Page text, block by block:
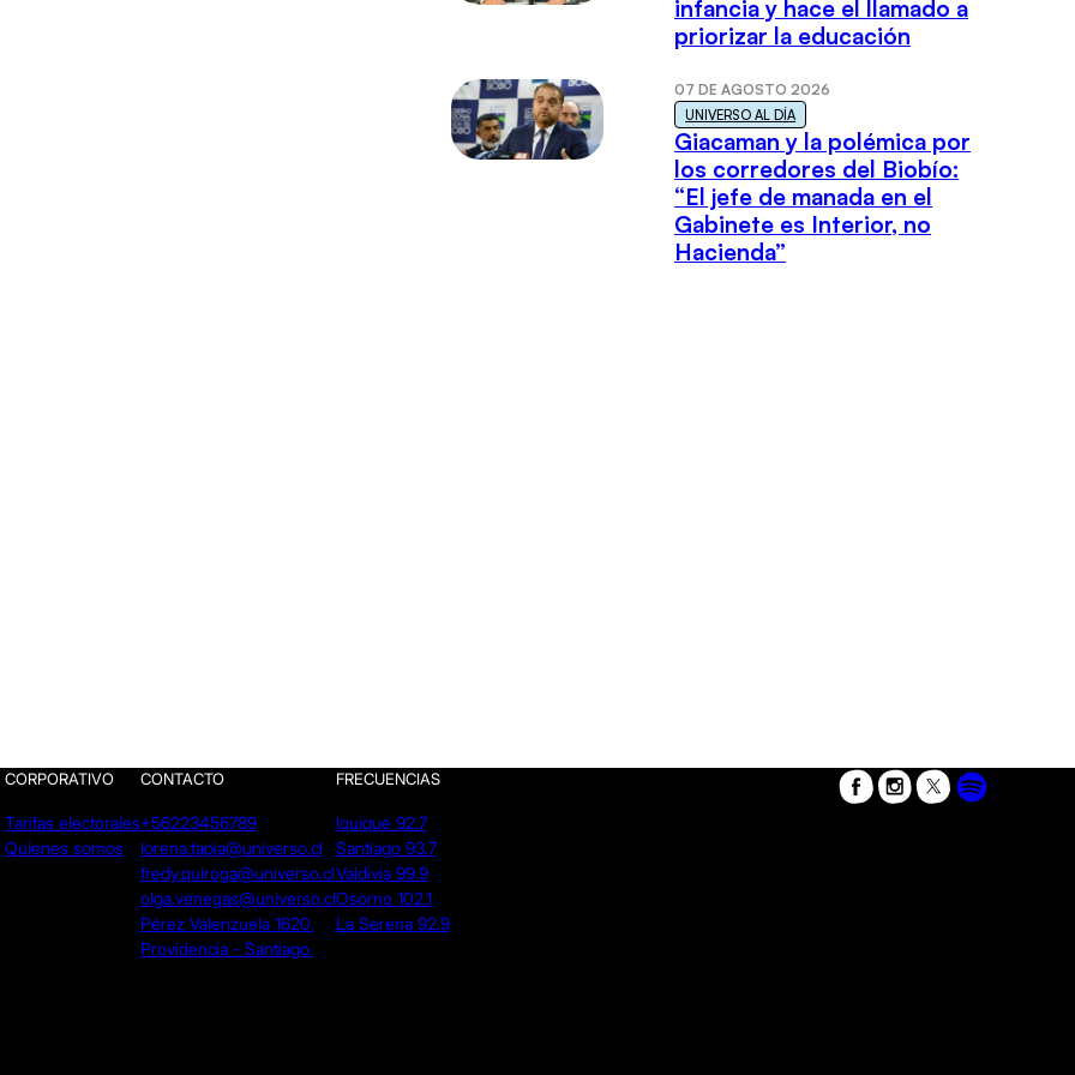
infancia y hace el llamado a
priorizar la educación
07 DE AGOSTO 2026
UNIVERSO AL DÍA
Giacaman y la polémica por
los corredores del Biobío:
“El jefe de manada en el
Gabinete es Interior, no
Hacienda”
CORPORATIVO
Tarifas electorales
Quienes somos
CONTACTO
+56223456789
lorena.tapia@universo.cl
fredy.quiroga@universo.cl
olga.venegas@universo.cl
Pérez Valenzuela 1620.
Providencia - Santiago.
FRECUENCIAS
Iquique 92.7
Santiago 93.7
Valdivia 99.9
Osorno 102.1
La Serena 92.9